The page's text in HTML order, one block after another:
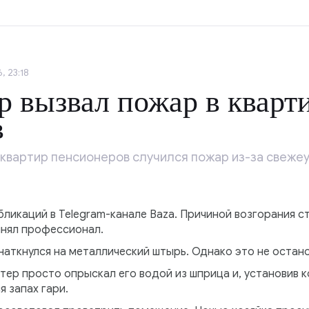
23:18
вызвал пожар в
пенсионеров случился пожар из-за
в Telegram-канале Baza. Причиной возгорания
профессионал.
на металлический штырь. Однако это не
просто опрыскал его водой из шприца и, установив
запах гари.